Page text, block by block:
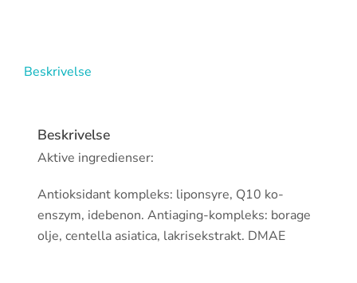
antall
Beskrivelse
Beskrivelse
Aktive ingredienser:
Antioksidant kompleks: liponsyre, Q10 ko-
enszym, idebenon. Antiaging-kompleks: borage
olje, centella asiatica, lakrisekstrakt. DMAE